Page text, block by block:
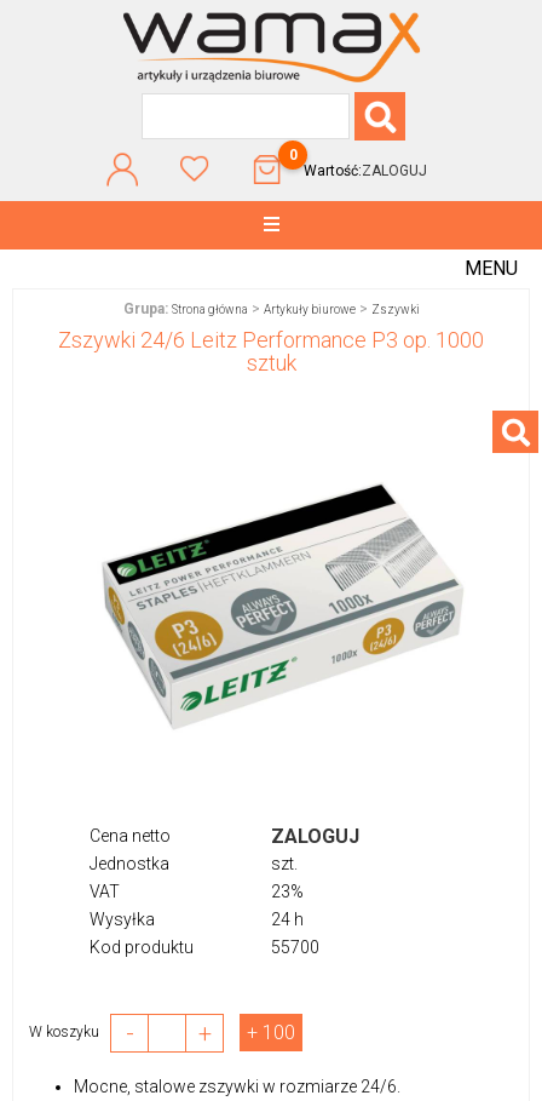
0
Wartość:ZALOGUJ
MENU
Grupa: Strona główna > Artykuły biurowe> Zszywki
Zszywki 24/6 Leitz Performance P3 op. 1000
sztuk
Cena netto ZALOGUJ
Jednostka
szt.
VAT
23%
Wysyłka
24 h
Kod produktu
55700
W koszyku - + + 100
Mocne, stalowe zszywki w rozmiarze 24/6.